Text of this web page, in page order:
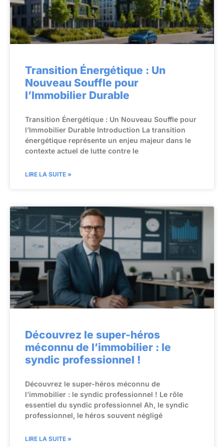
Transition Énergétique : Un
Nouveau Souffle pour
l’Immobilier Durable
Transition Énergétique : Un Nouveau Souffle pour
l’Immobilier Durable Introduction La transition
énergétique représente un enjeu majeur dans le
contexte actuel de lutte contre le
LIRE LA SUITE »
Découvrez le super-héros
méconnu de l’immobilier : le
syndic professionnel !
Découvrez le super-héros méconnu de
l’immobilier : le syndic professionnel ! Le rôle
essentiel du syndic professionnel Ah, le syndic
professionnel, le héros souvent négligé
LIRE LA SUITE »